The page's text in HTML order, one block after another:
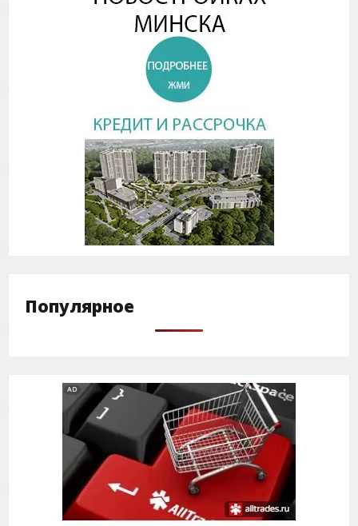
Популярное